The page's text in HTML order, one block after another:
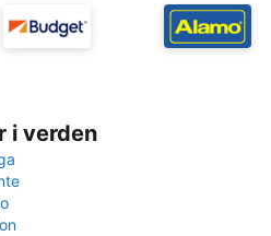
i verden